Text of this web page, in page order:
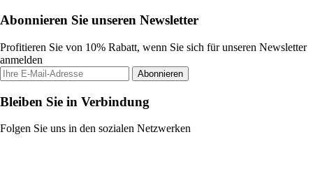
Abonnieren Sie unseren Newsletter
Profitieren Sie von 10% Rabatt, wenn Sie sich für unseren Newsletter
anmelden
Abonnieren
Bleiben Sie in Verbindung
Folgen Sie uns in den sozialen Netzwerken